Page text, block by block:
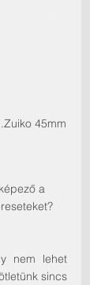
45mm
a
nem lehet
sincs